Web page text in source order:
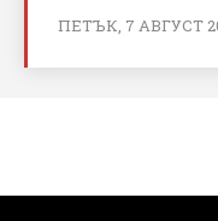
ПЕТЪК, 7 АВГУСТ